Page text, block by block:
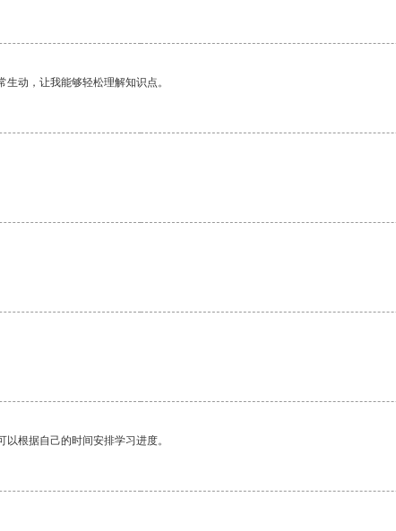
动，让我能够轻松理解知识点。
根据自己的时间安排学习进度。